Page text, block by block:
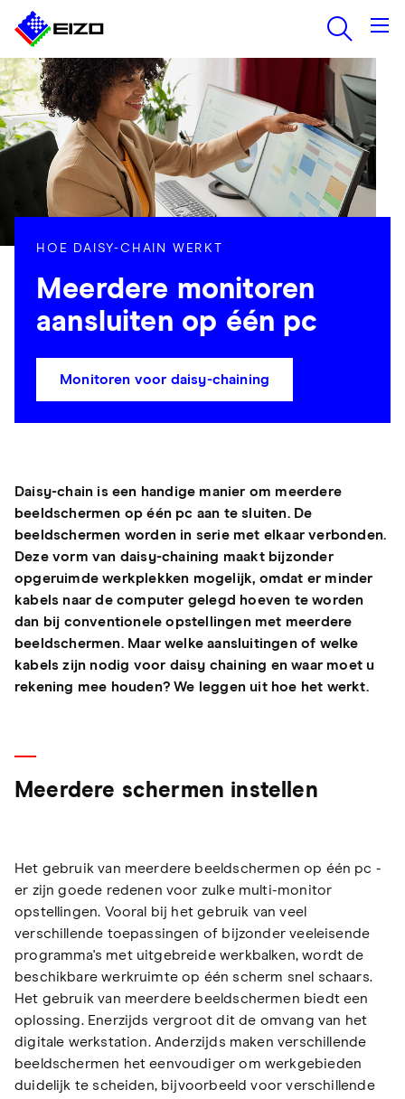
HOE DAISY-CHAIN WERKT
Meerdere monitoren
aansluiten op één pc
Monitoren voor daisy-chaining
Daisy-chain is een handige manier om meerdere
beeldschermen op één pc aan te sluiten. De
beeldschermen worden in serie met elkaar verbonden.
Deze vorm van daisy-chaining maakt bijzonder
opgeruimde werkplekken mogelijk, omdat er minder
kabels naar de computer gelegd hoeven te worden
dan bij conventionele opstellingen met meerdere
beeldschermen. Maar welke aansluitingen of welke
kabels zijn nodig voor daisy chaining en waar moet u
rekening mee houden? We leggen uit hoe het werkt.
Meerdere schermen instellen
Het gebruik van meerdere beeldschermen op één pc -
er zijn goede redenen voor zulke multi-monitor
opstellingen. Vooral bij het gebruik van veel
verschillende toepassingen of bijzonder veeleisende
programma's met uitgebreide werkbalken, wordt de
beschikbare werkruimte op één scherm snel schaars.
Het gebruik van meerdere beeldschermen biedt een
oplossing. Enerzijds vergroot dit de omvang van het
digitale werkstation. Anderzijds maken verschillende
beeldschermen het eenvoudiger om werkgebieden
duidelijk te scheiden, bijvoorbeeld voor verschillende